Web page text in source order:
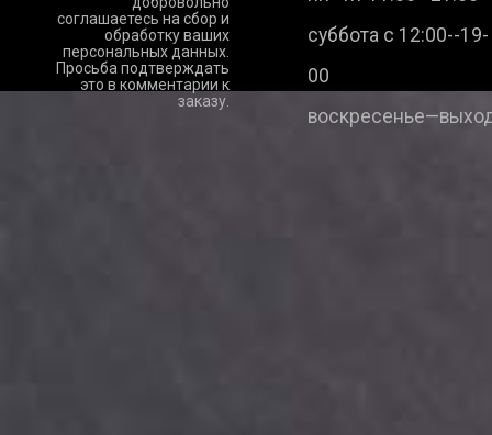
соглашаетесь на сбор и
обработку ваших
персональных данных.
Просьба подтверждать
это в комментарии к
заказу.
суббота с 12:00--19-
00